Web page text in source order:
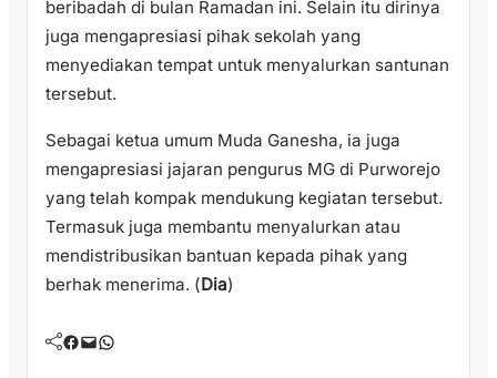
beribadah di bulan Ramadan ini. Selain itu dirinya
juga mengapresiasi pihak sekolah yang
menyediakan tempat untuk menyalurkan santunan
tersebut.
Sebagai ketua umum Muda Ganesha, ia juga
mengapresiasi jajaran pengurus MG di Purworejo
yang telah kompak mendukung kegiatan tersebut.
Termasuk juga membantu menyalurkan atau
mendistribusikan bantuan kepada pihak yang
berhak menerima. (Dia)
Facebook Mail WhatsApp